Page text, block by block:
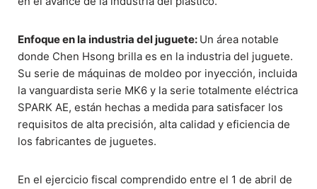
Enfoque en la industria del juguete: Un área notable
donde Chen Hsong brilla es en la industria del juguete.
Su serie de máquinas de moldeo por inyección, incluida
la vanguardista serie MK6 y la serie totalmente eléctrica
SPARK AE, están hechas a medida para satisfacer los
requisitos de alta precisión, alta calidad y eficiencia de
los fabricantes de juguetes.
En el ejercicio fiscal comprendido entre el 1 de abril de